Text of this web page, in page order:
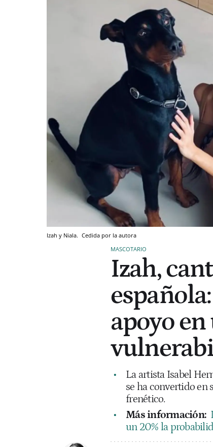
Izah y Niala. Cedida por la autora
MASCOTARIO
Izah,
apoyo
La artista Isabel
se ha convertido en
frenético.
Más información:
un 20% la